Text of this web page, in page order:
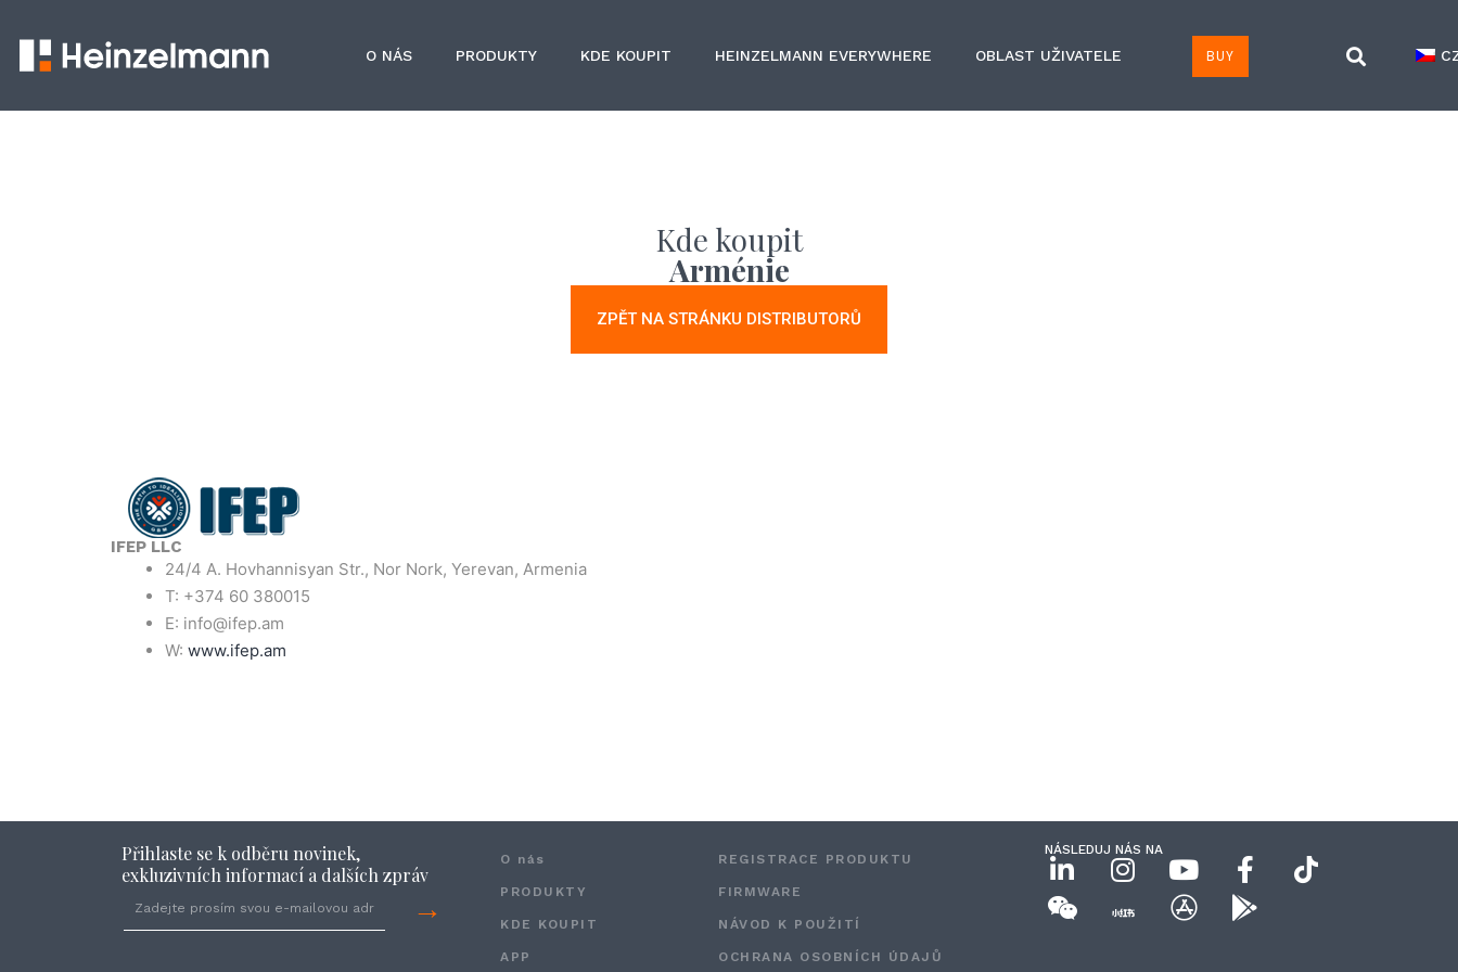
O NÁS PRODUKTY KDE KOUPIT HEINZELMANN EVERYWHERE OBLAST UŽIVATELE BUY
Kde koupit
Arménie
ZPĚT NA STRÁNKU DISTRIBUTORŮ
IFEP LLC
24/4 A. Hovhannisyan Str., Nor Nork, Yerevan, Armenia
T: +374 60 380015
E: info@ifep.am
W: www.ifep.am
Přihlaste se k odběru novinek,
exkluzivních informací a dalších zpráv
→
O nás
PRODUKTY
KDE KOUPIT
APP
REGISTRACE PRODUKTU
FIRMWARE
NÁVOD K POUŽITÍ
OCHRANA OSOBNÍCH ÚDAJŮ
NÁSLEDUJ NÁS NA